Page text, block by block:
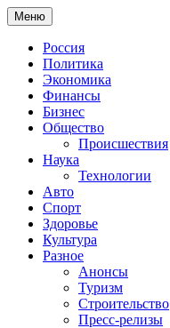
Меню
Россия
Политика
Экономика
Финансы
Бизнес
Общество
Происшествия
Наука
Технологии
Авто
Спорт
Здоровье
Культура
Разное
Анонсы
Туризм
Строительство
Пресс-релизы